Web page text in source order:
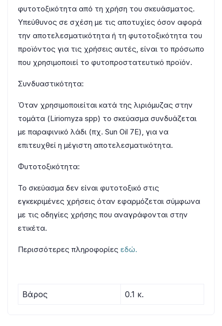
φυτοτοξικότητα από τη χρήση του σκευάσματος.
Υπεύθυνος σε σχέση με τις αποτυχίες όσον αφορά
την αποτελεσματικότητα ή τη φυτοτοξικότητα του
προϊόντος για τις χρήσεις αυτές, είναι το πρόσωπο
που χρησιμοποιεί το φυτοπροστατευτικό προϊόν.
Συνδυαστικότητα:
Όταν χρησιμοποιείται κατά της λιριόμυζας στην
τομάτα (Liriomyza spp) το σκεύασμα συνδυάζεται
με παραφινικό λάδι (πχ. Sun Oil 7E), για να
επιτευχθεί η μέγιστη αποτελεσματικότητα.
Φυτοτοξικότητα:
Το σκεύασμα δεν είναι φυτοτοξικό στις
εγκεκριμένες χρήσεις όταν εφαρμόζεται σύμφωνα
με τις οδηγίες χρήσης που αναγράφονται στην
ετικέτα.
Περισσότερες πληροφορίες εδώ.
Βάρος 0.1 κ.